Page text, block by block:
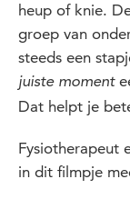
heup of knie.
groep van
steeds een
juiste moment
Dat helpt je
Fysiotherapeut
in dit filmpje